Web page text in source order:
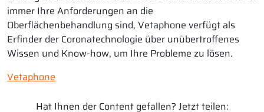
immer Ihre Anforderungen an die
Oberflächenbehandlung sind, Vetaphone verfügt als
Erfinder der Coronatechnologie über unübertroffenes
Wissen und Know-how, um Ihre Probleme zu lösen.
Vetaphone
Hat Ihnen der Content gefallen? Jetzt teilen: